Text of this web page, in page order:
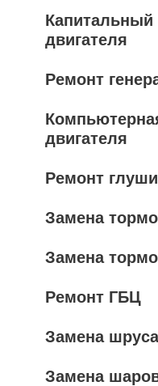
Капитальный
двигателя
Ремонт
двигателя
Ремонт
Замена
Замена
Ремонт ГБЦ
Замена шруса
Замена